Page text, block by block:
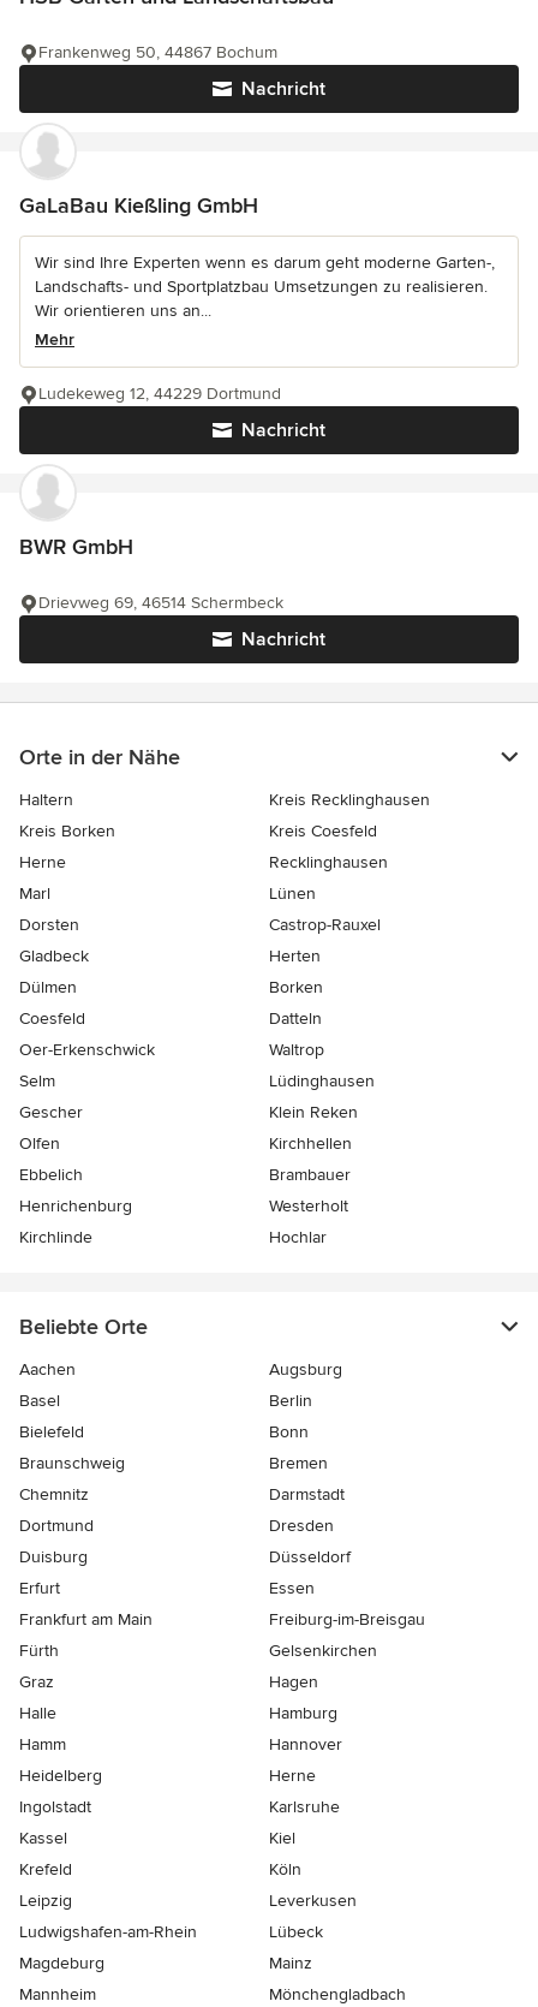
Nachricht
Frankenweg 50, 44867 Bochum
GaLaBau Kießling GmbH
Wir sind Ihre Experten wenn es darum geht moderne Garten-,
Landschafts- und Sportplatzbau Umsetzungen zu realisieren.
Wir orientieren uns an...
Mehr
Nachricht
Ludekeweg 12, 44229 Dortmund
BWR GmbH
Nachricht
Drievweg 69, 46514 Schermbeck
Orte in der Nähe
Haltern
Kreis Recklinghausen
Kreis Borken
Kreis Coesfeld
Herne
Recklinghausen
Marl
Lünen
Dorsten
Castrop-Rauxel
Gladbeck
Herten
Dülmen
Borken
Coesfeld
Datteln
Oer-Erkenschwick
Waltrop
Selm
Lüdinghausen
Gescher
Klein Reken
Olfen
Kirchhellen
Ebbelich
Brambauer
Henrichenburg
Westerholt
Kirchlinde
Hochlar
Beliebte Orte
Aachen
Augsburg
Basel
Berlin
Bielefeld
Bonn
Braunschweig
Bremen
Chemnitz
Darmstadt
Dortmund
Dresden
Duisburg
Düsseldorf
Erfurt
Essen
Frankfurt am Main
Freiburg-im-Breisgau
Fürth
Gelsenkirchen
Graz
Hagen
Halle
Hamburg
Hamm
Hannover
Heidelberg
Herne
Ingolstadt
Karlsruhe
Kassel
Kiel
Krefeld
Köln
Leipzig
Leverkusen
Ludwigshafen-am-Rhein
Lübeck
Magdeburg
Mainz
Mannheim
Mönchen­gladbach